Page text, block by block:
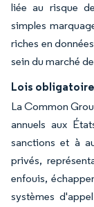
liée au risque
simples
riches en
sein du marché
Lois
La Common
annuels aux
sanctions et à
privés,
enfouis,
systèmes